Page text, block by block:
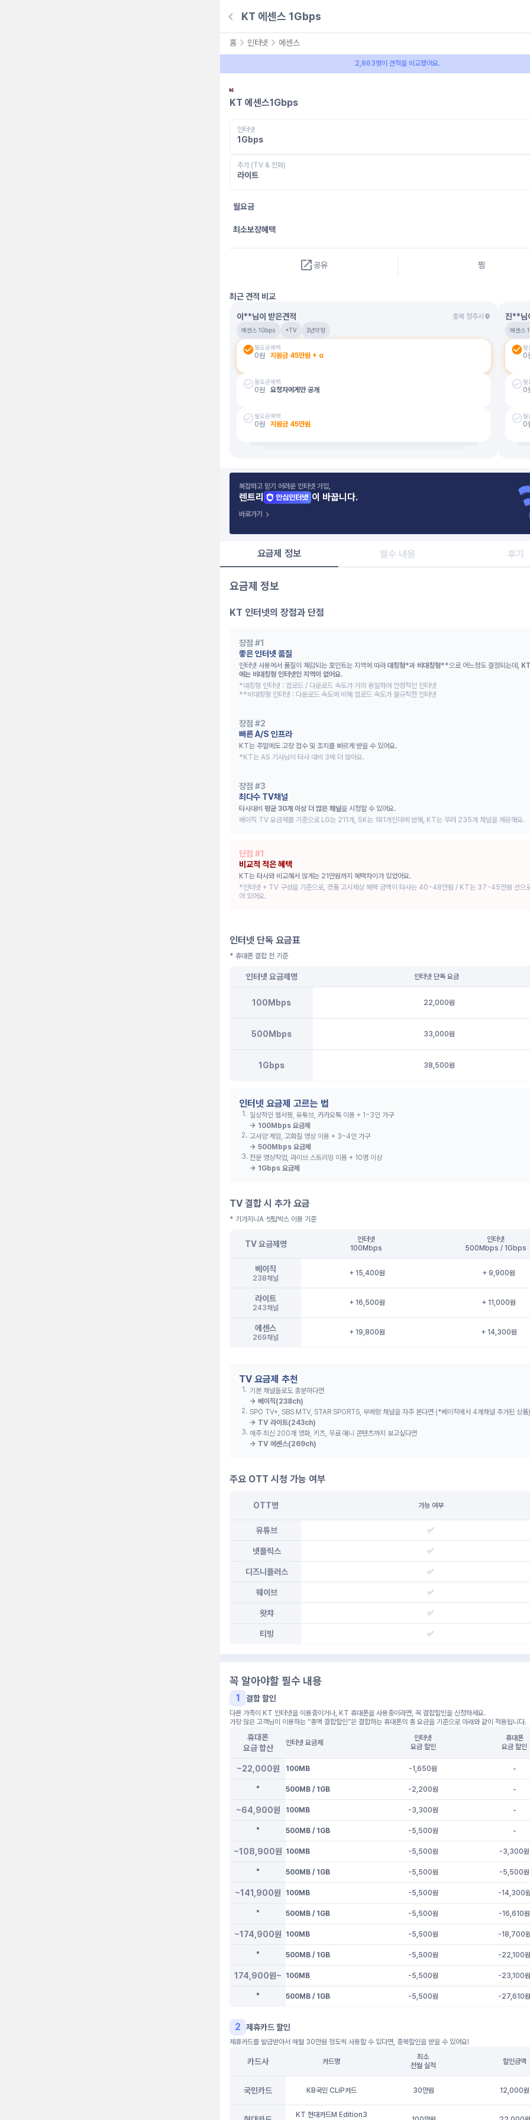
KT 에센스 1Gbps
홈 인터넷 에센스
2,863명이 견적을 비교했어요.
KT 에센스1Gbps
인터넷
1Gbps
추가 (TV & 전화)
라이트
월요금
최소보장혜택
공유 찜
최근 견적 비교
이**님이 받은견적 충북 청주시
에센스 1Gbps +TV 3년약정
월요금
0원
혜택
지원금 45만원 + α
월요금
0원
혜택
요청자에게만 공개
월요금
0원
혜택
지원금 45만원
진**님
에센스
월
0
월
0
월
0
복잡하고 믿기 어려운 인터넷 가입,
렌트리 이 바꿉니다.
바로가기
요금제 정보 필수 내용 후기
요금제 정보
KT 인터넷의 장점과 단점
장점 #1
좋은 인터넷 품질
인터넷 사용에서 품질이 체감되는 포인트는 지역에 따라 대칭형*과 비대칭형**으로 어느정도 결정되는데,
에는 비대칭형 인터넷인 지역이 없어요.
*대칭형 인터넷 : 업로드 / 다운로드 속도가 거의 동일하여 안정적인 인터넷
**비대칭형 인터넷 : 다운로드 속도에 비해 업로드 속도가 불규칙한 인터넷
장점 #2
빠른 A/S 인프라
KT는 주말에도 고장 접수 및 조치를 빠르게 받을 수 있어요.
*KT는 AS 기사님이 타사 대비 3배 더 많아요.
장점 #3
최다수 TV채널
타사대비 평균 30개 이상 더 많은 채널을 시청할 수 있어요.
베이직 TV 요금제를 기준으로 LG는 211개, SK는 181개인데에 반해, KT는 무려 235개 채널을 제공해요.
단점 #1
비교적 적은 혜택
KT는 타사와 비교해서 많게는 21만원까지 혜택차이가 있었어요.
*인터넷 + TV 구성을 기준으로, 경품 고시제상 혜택 금액이 타사는 40~48만원 / KT는 37~45만원 선으
어 있어요.
인터넷 단독 요금표
* 휴대폰 결합 전 기준
인터넷 요금제명 인터넷 단독 요금
100Mbps 22,000원
500Mbps 33,000원
1Gbps 38,500원
인터넷 요금제 고르는 법
1 . 일상적인 웹서핑, 유튜브, 카카오톡 이용 + 1~3인 가구
→ 100Mbps 요금제
2. 고사양 게임, 고화질 영상 이용 + 3~4인 가구
→ 500Mbps 요금제
3. 전문 영상작업, 라이브 스트리밍 이용 + 10명 이상
→ 1Gbps 요금제
TV 결합 시 추가 요금
* 기가지니A 셋탑박스 이용 기준
TV 요금제명
인터넷
100Mbps
인터넷
500Mbps / 1Gbps
베이직
238채널
+ 15,400원 + 9,900원
라이트
243채널
+ 16,500원 + 11,000원
에센스
269채널
+ 19,800원 + 14,300원
TV 요금제 추천
1 . 기본 채널들로도 충분하다면
→ 베이직(238ch)
2. SPO TV+, SBS MTV, STAR SPORTS, 부메랑 채널을 자주 본다면 (*베이직에서 4개채널 추가된 상품)
→ TV 라이트(243ch)
3. 매주 최신 200개 영화, 키즈, 무료 애니 콘텐츠까지 보고싶다면
→ TV 에센스(269ch)
주요 OTT 시청 가능 여부
OTT명 가능 여부
유튜브 ✅
넷플릭스 ✅
디즈니플러스 ✅
웨이브 ✅
왓챠 ✅
티빙 ✅
꼭 알아야할 필수 내용
1 결합 할인
다른 가족이 KT 인터넷을 이용중이거나, KT 휴대폰을 사용중이라면, 꼭 결합할인을 신청하세요.
가장 많은 고객님이 이용하는 “총액 결합할인”은 결합하는 휴대폰의 총 요금을 기준으로 아래와 같이 적용됩니다.
휴대폰
요금 합산
인터넷 요금제
인터넷
요금 할인
휴대폰
요금 할인
~22,000원 100MB -1,650원 -
" 500MB / 1GB -2,200원 -
~64,900원 100MB -3,300원 -
" 500MB / 1GB -5,500원 -
~108,900원 100MB -5,500원 -3,300원
" 500MB / 1GB -5,500원 -5,500원
~141,900원 100MB -5,500원 -14,300
" 500MB / 1GB -5,500원 -16,610원
~174,900원 100MB -5,500원 -18,700
" 500MB / 1GB -5,500원 -22,100
174,900원~ 100MB -5,500원 -23,100
" 500MB / 1GB -5,500원 -27,610
2 제휴카드 할인
제휴카드를 발급받아서 매월 30만원 정도씩 사용할 수 있다면, 중복할인을 받을 수 있어요!
카드사 카드명
최소
전월 실적
할인금액
국민카드 KB국민 CLiP카드 30만원 12,000원
KT 현대카드M Edition3